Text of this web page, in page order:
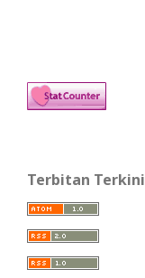
Terbitan Terkini